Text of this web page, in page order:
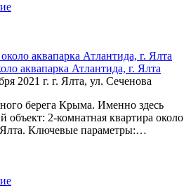
аквапарка Атлантида, г. Ялта
2021 г. г. Ялта, ул. Сеченова
берега Крыма. Именно здесь
объект: 2-комнатная квартира около
Ялта. Ключевые параметры:…